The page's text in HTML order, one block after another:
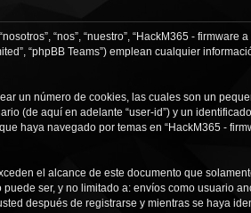
“nos”, “nuestro”, “HackM365 - firmware a
“phpBB Teams”) emplean cualquier
un número de cookies, las cuales son un
(de aquí en adelante “user-id”) y un
haya navegado por temas en “HackM365 -
el alcance de este documento que
ser, y no limitado a: envíos como usuario
después de registrarse y mientras se haya